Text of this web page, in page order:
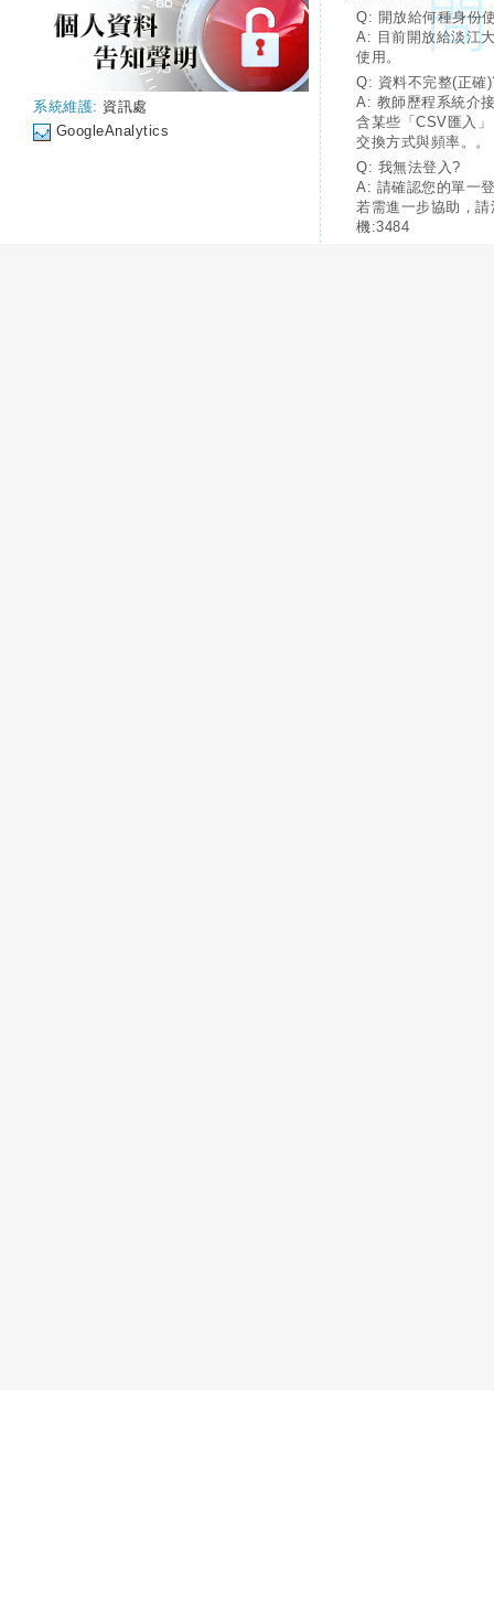
系統維護: 資訊處
GoogleAnalytics
Q: 開放給何種身份
A: 目前開放給淡江
使用。
Q: 資料不完整(正確
A: 教師歷程系統介
含某些「CSV匯入
交換方式與頻率。。
Q: 我無法登入?
A: 請確認您的單一
若需進一步協助，
機:3484